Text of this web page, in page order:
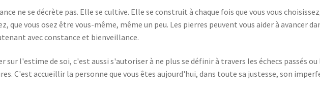
ne se décrète pas. Elle se cultive. Elle se construit à chaque fois que vous vous
que vous osez être vous-même, même un peu. Les pierres peuvent vous aider à avancer
avec constance et bienveillance.
sur l'estime de soi, c'est aussi s'autoriser à ne plus se définir à travers les échecs passés
C'est accueillir la personne que vous êtes aujourd'hui, dans toute sa justesse, son